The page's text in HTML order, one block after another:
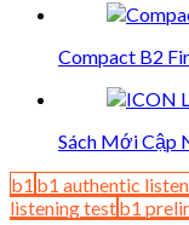
Compact B2
Sách Mới Cập
b1 b1 authentic
listening testb1